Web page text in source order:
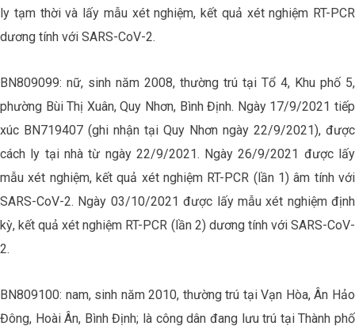
ly tạm thời và lấy mẫu xét nghiệm, kết quả xét nghiệm RT-PCR
dương tính với SARS-CoV-2.
BN809099: nữ, sinh năm 2008, thường trú tại Tổ 4, Khu phố 5,
phường Bùi Thị Xuân, Quy Nhơn, Bình Định. Ngày 17/9/2021 tiếp
xúc BN719407 (ghi nhận tại Quy Nhơn ngày 22/9/2021), được
cách ly tại nhà từ ngày 22/9/2021. Ngày 26/9/2021 được lấy
mẫu xét nghiệm, kết quả xét nghiệm RT-PCR (lần 1) âm tính với
SARS-CoV-2. Ngày 03/10/2021 được lấy mẫu xét nghiệm định
kỳ, kết quả xét nghiệm RT-PCR (lần 2) dương tính với SARS-CoV-
2.
BN809100: nam, sinh năm 2010, thường trú tại Vạn Hòa, Ân Hảo
Đông, Hoài Ân, Bình Định; là công dân đang lưu trú tại Thành phố